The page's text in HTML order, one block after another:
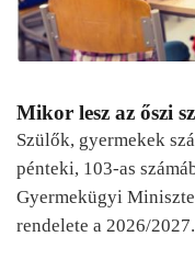
Mikor lesz az őszi
Szülők, gyermekek
pénteki, 103-as
Gyermekügyi
rendelete a 2026/